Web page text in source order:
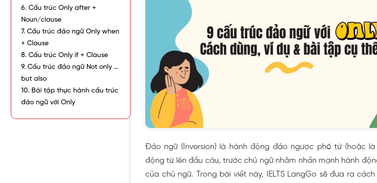
6. Cấu trúc Only after +
Noun/clause
7. Cấu trúc đảo ngữ Only when
+ Clause
8. Cấu trúc Only if + Clause
9. Cấu trúc đảo ngữ Not only …
but also
10. Bài tập thực hành cấu trúc
đảo ngữ với Only
Đảo ngữ (Inversion) là hành động đảo ngược phó từ (hoặc
động từ lên đầu câu, trước chủ ngữ nhằm nhấn mạnh hành
của chủ ngữ. Trong bài viết này, IELTS LangGo sẽ đưa ra cách